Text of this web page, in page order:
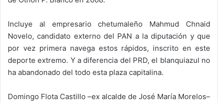
Incluye al empresario chetumaleño Mahmud Chnaid
Novelo, candidato externo del PAN a la diputación y que
por vez primera navega estos rápidos, inscrito en este
deporte extremo. Y a diferencia del PRD, el blanquiazul no
ha abandonado del todo esta plaza capitalina.
Domingo Flota Castillo –ex alcalde de José María Morelos–